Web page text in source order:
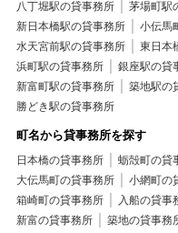
八丁堀駅の貸事務所
茅場町駅
新日本橋駅の貸事務所
小伝馬
水天宮前駅の貸事務所
東日本
浜町駅の貸事務所
銀座駅の貸
新富町駅の貸事務所
築地駅の
勝どき駅の貸事務所
町名から貸事務所を探す
日本橋の貸事務所 蛎殻町の貸
大伝馬町の貸事務所
小網町の
箱崎町の貸事務所
入船の貸事
新富の貸事務所
築地の貸事務